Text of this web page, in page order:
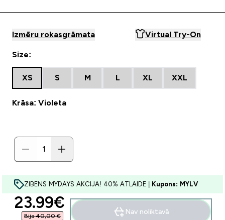
Izmēru rokasgrāmata Virtual Try-On
Size:
XS S M L XL XXL
Krāsa: Violeta
ZIBENS MYDAYS AKCIJA! 40% ATLAIDE | Kupons: MYLV
discounted price
23.99€‎
Bija 40,00 €‎
Nav noliktavā